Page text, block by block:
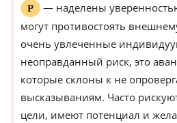
Р
— наделены
могут противостоять
очень увлеченные
неоправданный риск, это
которые склоны к не
высказываниям. Часто
цели, имеют потенциал и